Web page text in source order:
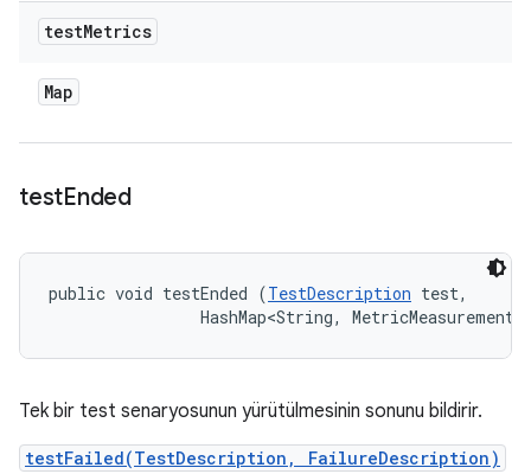
testMetrics
Map
testEnded
public void testEnded (TestDescription test,
HashMap<String,
Tek bir test senaryosunun yürütülmesinin sonunu bildirir.
testFailed(TestDescription, FailureDescription)